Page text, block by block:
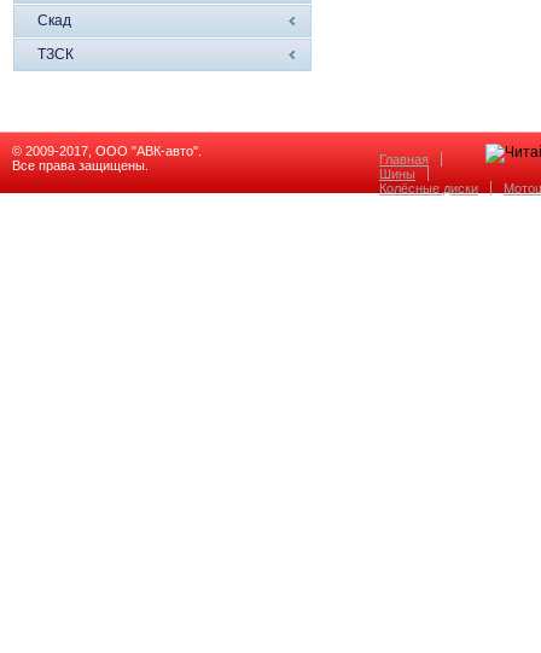
Скад
ТЗСК
© 2009-2017, ООО "АВК-авто".
Все права защищены.
Главная
Шины
Колёсные диски